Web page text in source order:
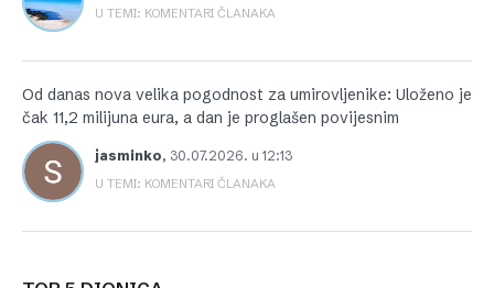
U TEMI: KOMENTARI ČLANAKA
Od danas nova velika pogodnost za umirovljenike: Uloženo je
čak 11,2 milijuna eura, a dan je proglašen povijesnim
jasminko, 30.07.2026. u 12:13
U TEMI: KOMENTARI ČLANAKA